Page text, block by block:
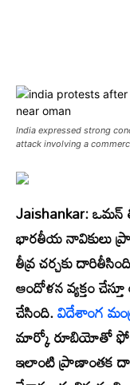
India expressed strong
attack involving a
Jaishankar:ఒమన్
భారతీయ నావికులు
తీవ్ర చర్చకు
ఆందోళన వ్యక్తం
చేసింది.విదేశాంగ
మార్కో రూబియోతో
ఇలాంటి ప్రాణాంతక